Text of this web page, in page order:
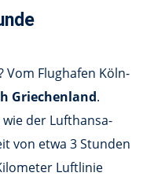
Vom Flughafen Köln-
Griechenland.
der Lufthansa-
von etwa 3 Stunden
Luftlinie